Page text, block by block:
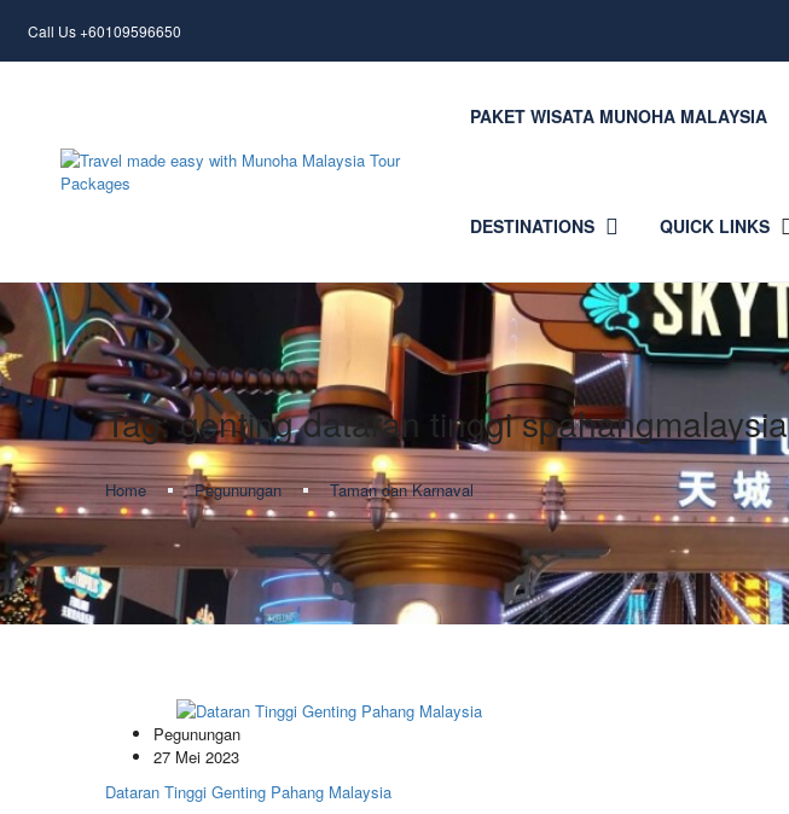
Call Us +60109596650
PAKET WISATA MUNOHA MALAYSIA
DESTINATIONS QUICK LINKS
Tag:genting dataran tinggi spahangmalaysia
Home Pegunungan Taman dan Karnaval
Pegunungan
27 Mei 2023
Dataran Tinggi Genting Pahang Malaysia